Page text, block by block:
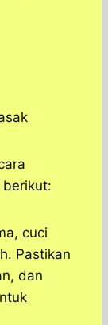
cuci
Pastikan
dan